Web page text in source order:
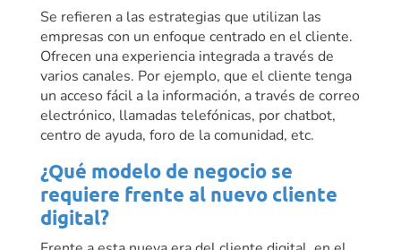
Se refieren a las estrategias que utilizan las
empresas con un enfoque centrado en el cliente.
Ofrecen una experiencia integrada a través de
varios canales. Por ejemplo, que el cliente tenga
un acceso fácil a la información, a través de correo
electrónico, llamadas telefónicas, por chatbot,
centro de ayuda, foro de la comunidad, etc.
¿Qué modelo de negocio se
requiere frente al nuevo cliente
digital?